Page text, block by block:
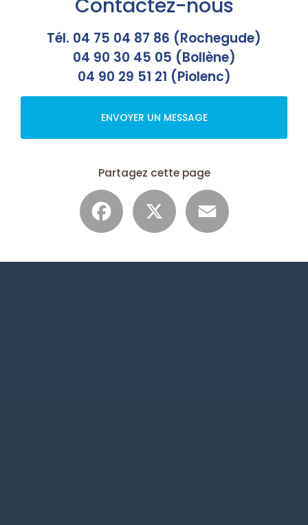
Contactez-nous
Tél. 04 75 04 87 86 (Rochegude)
04 90 30 45 05 (Bollène)
04 90 29 51 21 (Piolenc)
ENVOYER UN MESSAGE
Partagez cette page
Facebook